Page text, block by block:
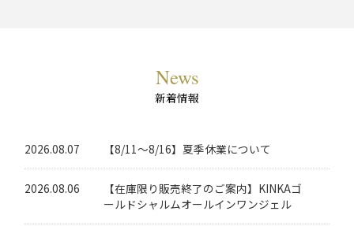
News
新着情報
【8/11～8/16】夏季休業について
2026.08.07
【在庫限り販売終了のご案内】KINKAゴ
ールドシャルムオールインワンジェル
2026.08.06